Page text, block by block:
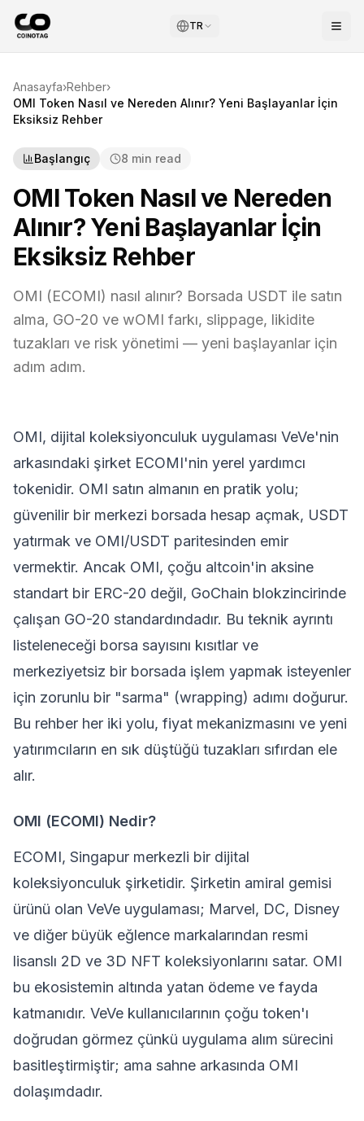
TR
Anasayfa›Rehber›
OMI Token Nasıl ve Nereden Alınır? Yeni Başlayanlar İçin
Eksiksiz Rehber
Başlangıç 8 min read
OMI Token Nasıl ve Nereden
Alınır? Yeni Başlayanlar İçin
Eksiksiz Rehber
OMI (ECOMI) nasıl alınır? Borsada USDT ile satın
alma, GO-20 ve wOMI farkı, slippage, likidite
tuzakları ve risk yönetimi — yeni başlayanlar için
adım adım.
OMI, dijital koleksiyonculuk uygulaması VeVe'nin
arkasındaki şirket ECOMI'nin yerel yardımcı
tokenidir. OMI satın almanın en pratik yolu;
güvenilir bir merkezi borsada hesap açmak, USDT
yatırmak ve OMI/USDT paritesinden emir
vermektir. Ancak OMI, çoğu altcoin'in aksine
standart bir ERC-20 değil, GoChain blokzincirinde
çalışan GO-20 standardındadır. Bu teknik ayrıntı
listeleneceği borsa sayısını kısıtlar ve
merkeziyetsiz bir borsada işlem yapmak isteyenler
için zorunlu bir "sarma" (wrapping) adımı doğurur.
Bu rehber her iki yolu, fiyat mekanizmasını ve yeni
yatırımcıların en sık düştüğü tuzakları sıfırdan ele
alır.
OMI (ECOMI) Nedir?
ECOMI, Singapur merkezli bir dijital
koleksiyonculuk şirketidir. Şirketin amiral gemisi
ürünü olan VeVe uygulaması; Marvel, DC, Disney
ve diğer büyük eğlence markalarından resmi
lisanslı 2D ve 3D NFT koleksiyonlarını satar. OMI
bu ekosistemin altında yatan ödeme ve fayda
katmanıdır. VeVe kullanıcılarının çoğu token'ı
doğrudan görmez çünkü uygulama alım sürecini
basitleştirmiştir; ama sahne arkasında OMI
dolaşımdadır.